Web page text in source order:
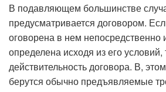
В подавляющем большинстве
предусматривается договором.
оговорена в нем непосредственно
определена исходя из его условий,
действительность договора. В,
берутся обычно предъявляемые